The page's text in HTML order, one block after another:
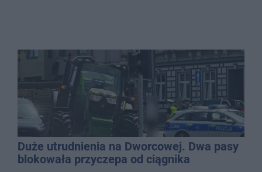
Duże utrudnienia na Dworcowej. Dwa pasy
blokowała przyczepa od ciągnika